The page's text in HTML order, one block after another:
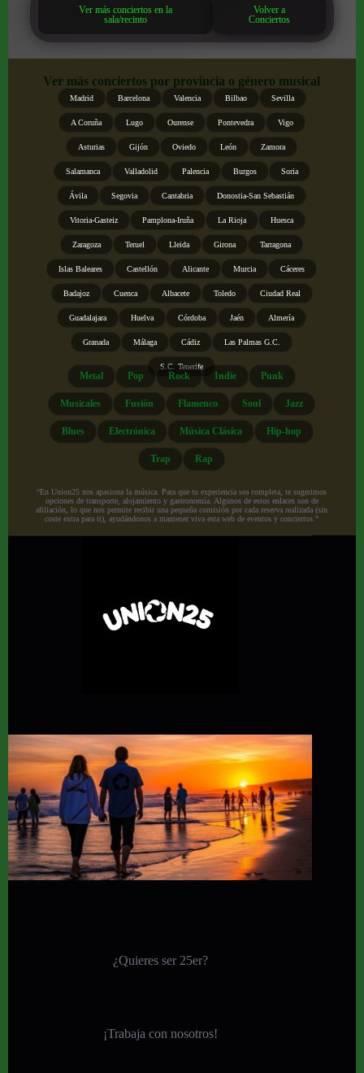
Ver más conciertos en la
sala/recinto
Volver a
Conciertos
Ver más conciertos por provincia o género musical
Madrid Barcelona Valencia Bilbao Sevilla
A Coruña Lugo Ourense Pontevedra Vigo
Asturias Gijón Oviedo León Zamora
Salamanca Valladolid Palencia Burgos Soria
Ávila Segovia Cantabria Donostia-San Sebastián
Vitoria-Gasteiz Pamplona-Iruña La Rioja Huesca
Zaragoza Teruel Lleida Girona Tarragona
Islas Baleares Castellón Alicante Murcia Cáceres
Badajoz Cuenca Albacete Toledo Ciudad Real
Guadalajara Huelva Córdoba Jaén Almería
Granada Málaga Cádiz Las Palmas G.C.
S.C. Tenerife
Metal Pop Rock Indie Punk
Musicales Fusión Flamenco Soul Jazz
Blues Electrónica Música Clásica Hip-hop
Trap Rap
“En Union25 nos apasiona la música. Para que tu experiencia sea completa, te sugerimos
opciones de transporte, alojamiento y gastronomía. Algunos de estos enlaces son de
afiliación, lo que nos permite recibir una pequeña comisión por cada reserva realizada (sin
coste extra para ti), ayudándonos a mantener viva esta web de eventos y conciertos.”
¿Quieres ser 25er?
¡Trabaja con nosotros!